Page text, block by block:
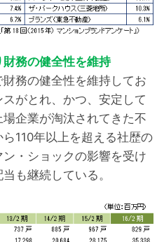
務の健全性を維持
務の健全性を維持してお
がとれ、かつ、安定して
企業が淘汰されてきた不
110年以上を超える社歴の
・ショックの影響を受け
も継続している。